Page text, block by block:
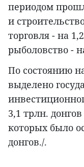
периодом
и
торговля - на
рыболовство -
По состоянию
выделено
3,1 трлн.
которых было
донгов./.